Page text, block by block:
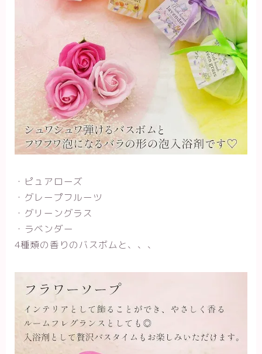
・ピュアローズ
・グレープフルーツ
・グリーングラス
・ラベンダー
4種類の香りのバスボムと、、、